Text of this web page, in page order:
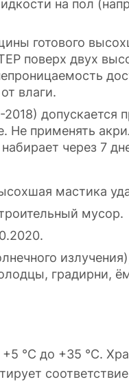
на пол
готового
поверх двух
влаги.
допускается
Не применять
через 7
мастика
мусор.
градирни,
°С до +35 °С.